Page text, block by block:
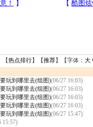
【热点排行】【推荐】【字体： 大
玩到哪里去(组图)(06/27 16:03)
玩到哪里去(组图)(06/27 16:03)
玩到哪里去(组图)(06/27 16:03)
玩到哪里去(组图)(06/27 16:03)
玩到哪里去(组图)(06/27 15:47)
15:57)